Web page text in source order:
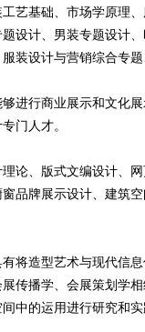
艺基础、市场学原理
设计、男装专题设计
装设计与营销综合专
行商业展示和文化展
门人才。
、版式文编设计、网
品牌展示设计、建筑
造型艺术与现代信息
传播学、会展策划学
中的运用进行研究和